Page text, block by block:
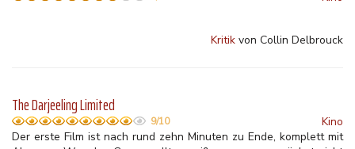
Kritik von Collin Delbrouck
The Darjeeling Limited
9/10
Kino
Der erste Film ist nach rund zehn Minuten zu Ende, komplett mit